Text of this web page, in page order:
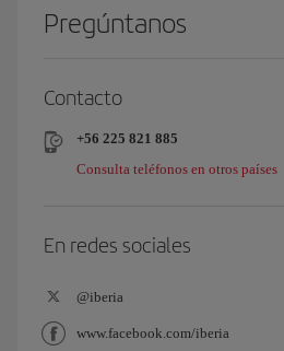
Pregúntanos
Contacto
+56 225 821 885
Consulta teléfonos en otros países
En redes sociales
@iberia
www.facebook.com/iberia